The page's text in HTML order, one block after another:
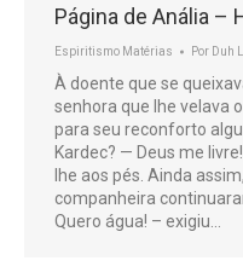
Página de Anália –
Espiritismo Matérias Por Duh
À doente que se
senhora que lhe velava
para seu reconforto
Kardec? — Deus me
lhe aos pés. Ainda
companheira
Quero água! – exigiu…